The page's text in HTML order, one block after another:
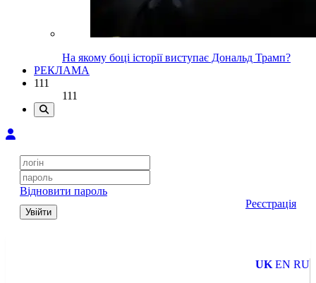
На якому боці історії виступає Дональд Трамп?
РЕКЛАМА
111
111
Відновити пароль
Увійти
Реєстрація
UK EN RU